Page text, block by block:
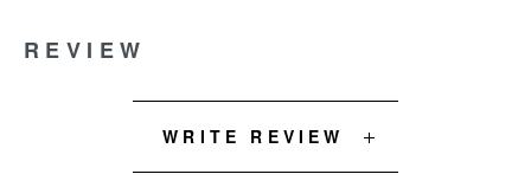
REVIEW
WRITE REVIEW